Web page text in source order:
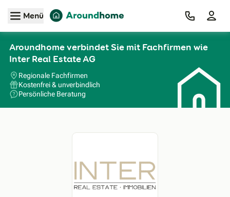
Zum Hauptinhalt
Menü
Aroundhome verbindet Sie mit Fachfirmen wie
Inter Real Estate AG
Regionale Fachfirmen
Kostenfrei & unverbindlich
Persönliche Beratung